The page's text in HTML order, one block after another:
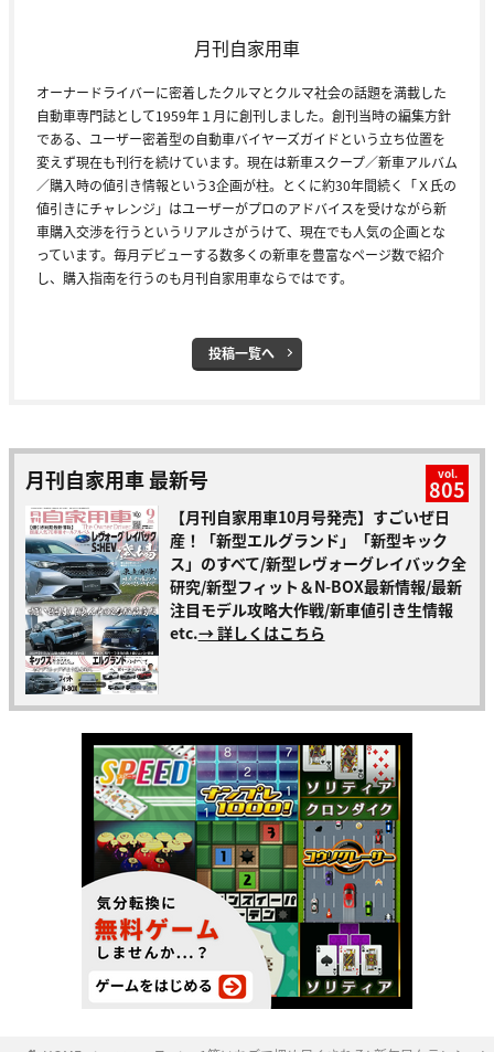
月刊自家用車
オーナードライバーに密着したクルマとクルマ社会の話題を満載した
自動車専門誌として1959年１月に創刊しました。創刊当時の編集方針
である、ユーザー密着型の自動車バイヤーズガイドという立ち位置を
変えず現在も刊行を続けています。現在は新車スクープ／新車アルバム
／購入時の値引き情報という3企画が柱。とくに約30年間続く「Ｘ氏の
値引きにチャレンジ」はユーザーがプロのアドバイスを受けながら新
車購入交渉を行うというリアルさがうけて、現在でも人気の企画とな
っています。毎月デビューする数多くの新車を豊富なページ数で紹介
し、購入指南を行うのも月刊自家用車ならではです。
投稿一覧へ
月刊自家用車 最新号 vol.
805
【月刊自家用車10月号発売】すごいぜ日
産！「新型エルグランド」「新型キック
ス」のすべて/新型レヴォーグレイバック全
研究/新型フィット＆N-BOX最新情報/最新
注目モデル攻略大作戦/新車値引き生情報
etc.→ 詳しくはこちら